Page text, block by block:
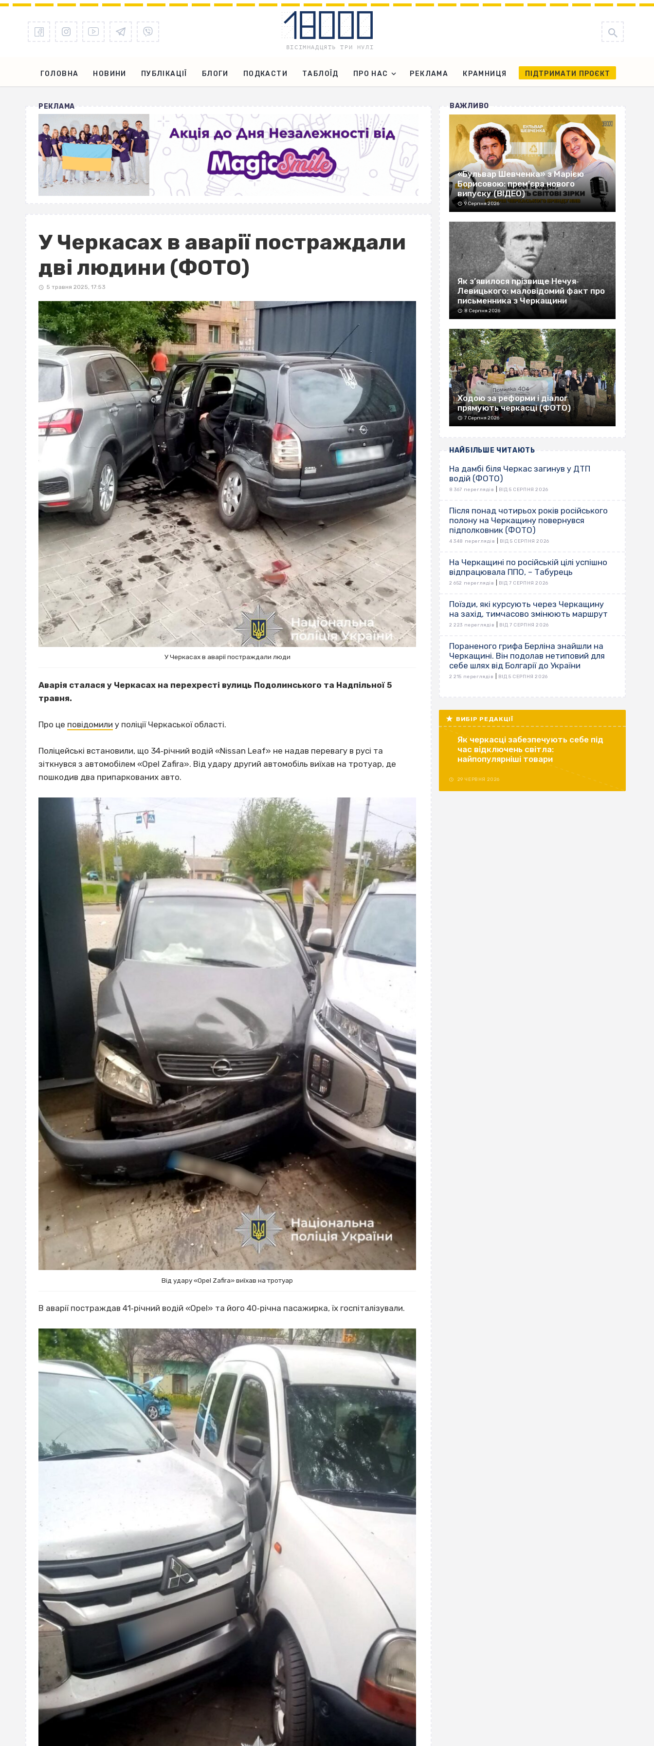
ГОЛОВНА НОВИНИ ПУБЛІКАЦІЇ БЛОГИ ПОДКАСТИ ТАБЛОЇД ПРО НАС РЕКЛАМА КРАМНИЦЯ ПІДТРИМАТИ ПРОЄКТ
РЕКЛАМА
У Черкасах в аварії постраждали
дві людини (ФОТО)
5 травня 2025, 17:53
У Черкасах в аварії постраждали люди
Аварія сталася у Черкасах на перехресті вулиць Подолинського та Надпільної 5
травня.
Про це повідомили у поліції Черкаської області.
Поліцейські встановили, що 34‐річний водій «Nissan Leaf» не надав перевагу в русі та
зіткнувся з автомобілем «Opel Zafira». Від удару другий автомобіль виїхав на тротуар, де
пошкодив два припаркованих авто.
Від удару «Opel Zafira» виїхав на тротуар
В аварії постраждав 41‐річний водій «Opel» та його 40‐річна пасажирка, їх госпіталізували.
ВАЖЛИВО
«Бульвар Шевченка» з Марією
Борисовою: прем’єра нового
випуску (ВІДЕО)
9 Серпня 2026
Як з’явилося прізвище Нечуя‐
Левицького: маловідомий факт про
письменника з Черкащини
8 Серпня 2026
Ходою за реформи і діалог
прямують черкасці (ФОТО)
7 Серпня 2026
НАЙБІЛЬШЕ ЧИТАЮТЬ
На дамбі біля Черкас загинув у ДТП
водій (ФОТО)
8 367 переглядів ВІД 5 СЕРПНЯ 2026
Після понад чотирьох років російського
полону на Черкащину повернувся
підполковник (ФОТО)
4 348 переглядів ВІД 5 СЕРПНЯ 2026
На Черкащині по російській цілі успішно
відпрацювала ППО, – Табурець
2 652 переглядів ВІД 7 СЕРПНЯ 2026
Поїзди, які курсують через Черкащину
на захід, тимчасово змінюють маршрут
2 223 переглядів ВІД 7 СЕРПНЯ 2026
Пораненого грифа Берліна знайшли на
Черкащині. Він подолав нетиповий для
себе шлях від Болгарії до України
2 215 переглядів ВІД 5 СЕРПНЯ 2026
ВИБІР РЕДАКЦІЇ
Як черкасці забезпечують себе під
час відключень світла:
найпопулярніші товари
29 ЧЕРВНЯ 2026